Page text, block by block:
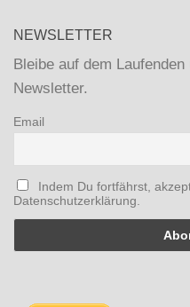
NEWSLETTER
Bleibe auf dem
Newsletter.
Email
Indem Du fortfährst,
Datenschutzerklärung.